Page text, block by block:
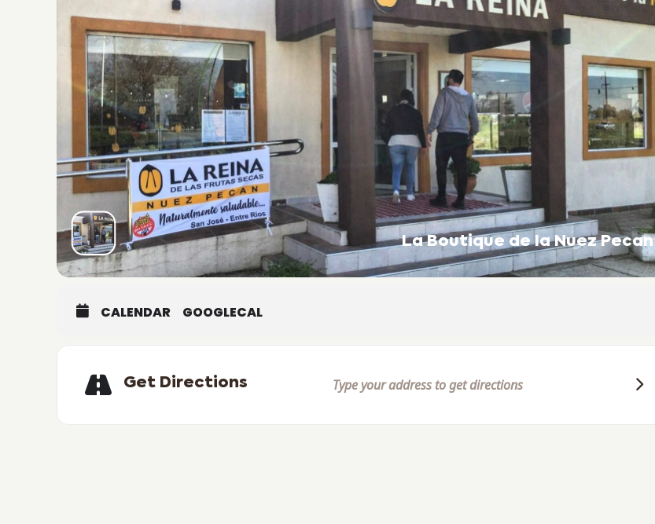
La Boutique de la Nuez Pecan
CALENDAR GOOGLECAL
Get Directions